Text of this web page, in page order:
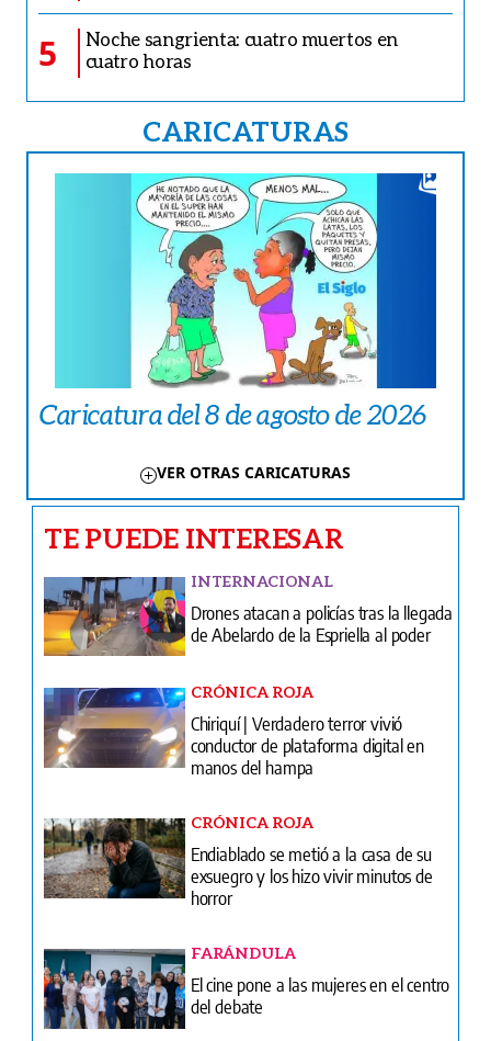
5
Noche sangrienta: cuatro muertos en
cuatro horas
CARICATURAS
Caricatura del 8 de agosto de 2026
VER OTRAS CARICATURAS
TE PUEDE INTERESAR
INTERNACIONAL
Drones atacan a policías tras la llegada
de Abelardo de la Espriella al poder
CRÓNICA ROJA
Chiriquí | Verdadero terror vivió
conductor de plataforma digital en
manos del hampa
CRÓNICA ROJA
Endiablado se metió a la casa de su
exsuegro y los hizo vivir minutos de
horror
FARÁNDULA
El cine pone a las mujeres en el centro
del debate